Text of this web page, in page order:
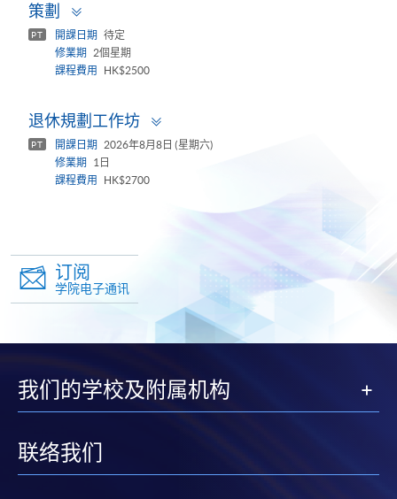
策劃
PT 開課日期
待定
修業期
2個星期
課程費用
HK$2500
退休規劃工作坊
PT 開課日期
2026年8月8日 (星期六)
修業期
1日
課程費用
HK$2700
订阅
学院电子通讯
我们的学校及附属机构
联络我们